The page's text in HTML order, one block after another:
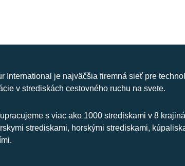
International je najväčšia firemná sieť pre
v strediskách cestovného ruchu na svete.
s viac ako 1000 strediskami v 8
strediskami, horskými strediskami,